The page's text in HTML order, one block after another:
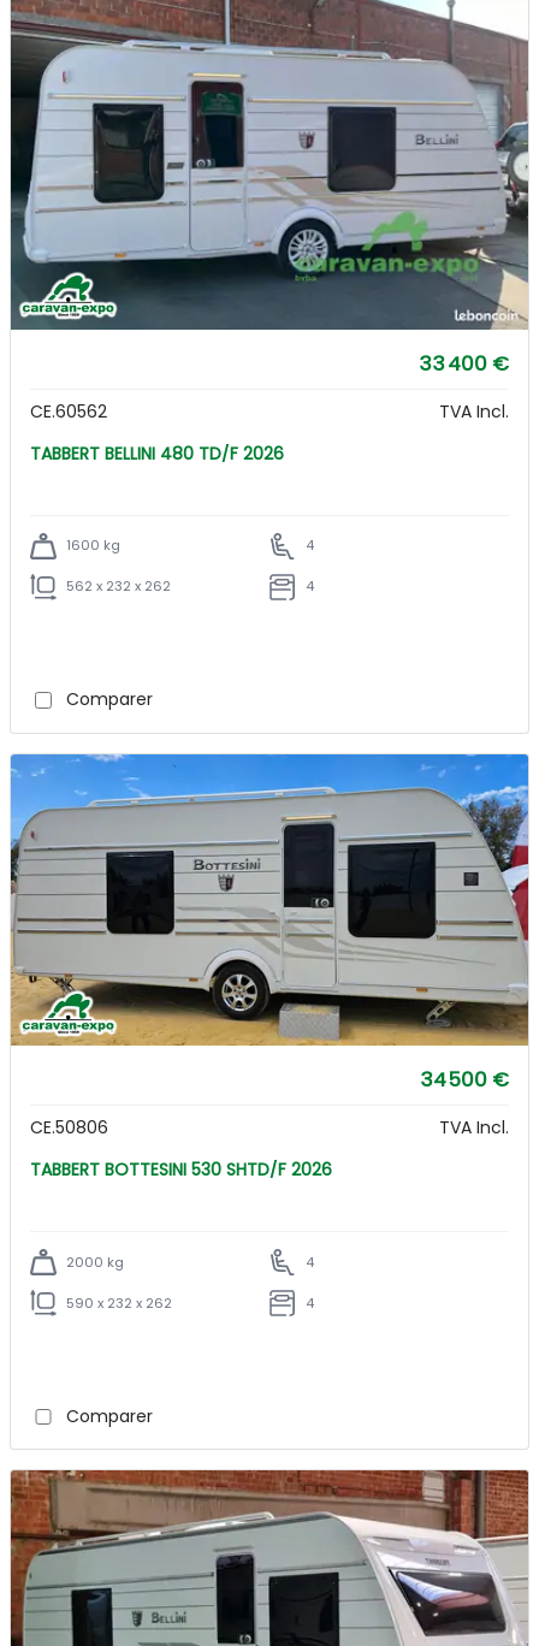
33 400 €
CE.60562
TVA Incl.
TABBERT BELLINI 480 TD/F 2026
1600 kg 4
562 x 232 x 262 4
Comparer
34 500 €
CE.50806
TVA Incl.
TABBERT BOTTESINI 530 SHTD/F 2026
2000 kg 4
590 x 232 x 262 4
Comparer